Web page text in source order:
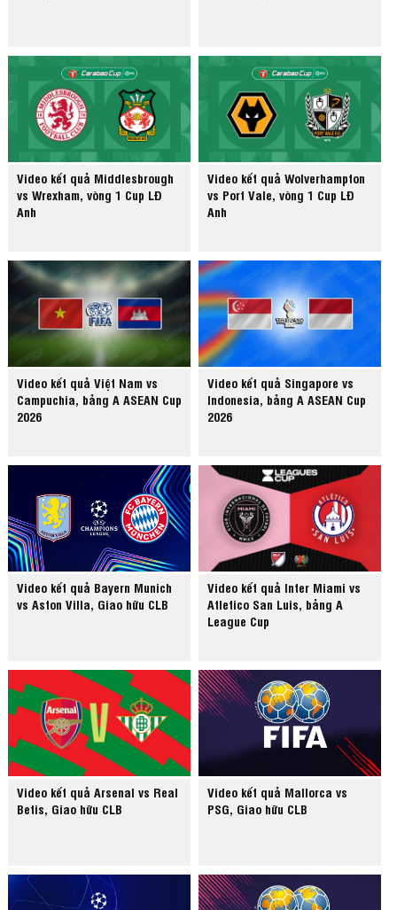
Video kết quả Middlesbrough
vs Wrexham, vòng 1 Cup LĐ
Anh
Video kết quả Wolverhampton
vs Port Vale, vòng 1 Cup LĐ
Anh
Video kết quả Việt Nam vs
Campuchia, bảng A ASEAN Cup
2026
Video kết quả Singapore vs
Indonesia, bảng A ASEAN Cup
2026
Video kết quả Bayern Munich
vs Aston Villa, Giao hữu CLB
Video kết quả Inter Miami vs
Atletico San Luis, bảng A
League Cup
Video kết quả Arsenal vs Real
Betis, Giao hữu CLB
Video kết quả Mallorca vs
PSG, Giao hữu CLB